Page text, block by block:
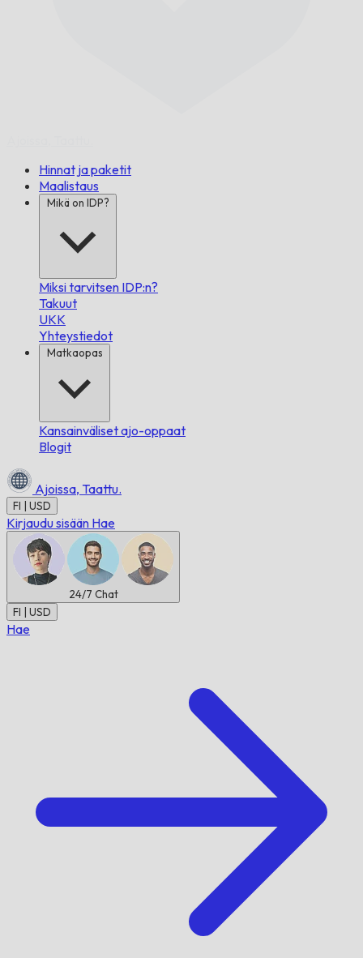
Hinnat ja paketit
Maalistaus
Mikä on IDP?
Miksi tarvitsen IDP:n?
Takuut
UKK
Yhteystiedot
Matkaopas
Kansainväliset ajo-oppaat
Blogit
Ajoissa, Taattu.
FI | USD
Kirjaudu sisään Hae
24/7 Chat
FI | USD
Hae